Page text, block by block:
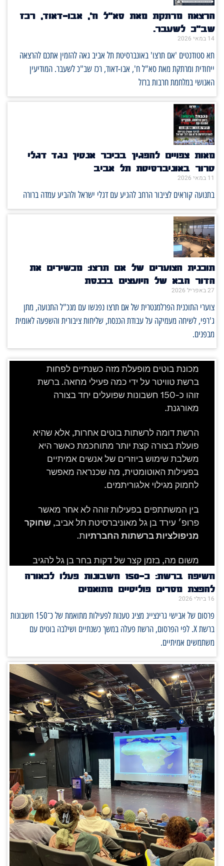
הרצאה מרתקת מאת סא"ל ח', אבו-דאוד, רכז
שב"כ לשעבר.
14 במאי 2026
תא סטודנטים 'אם תרצו' באונברסיטת תל אביב גאה להזמין אתכם להרצאה
ייחודית ומרתקת מאת סא"ל ח', אבו-דאוד, רכז שב"כ לשעבר. המודיעין
האנושי במלחמת חרבות ברזל
מאות צפויים להפגין בכיכר אנטין נגד דגלי
טרור באוניברסיטת תל אביב
11 במאי 2026
בתנועה קוראים לציבור הרחב להגיע עם דגלי ישראל ולהביע עמדה ברורה
תוכנית הצוערים של אם תרצו: מכשירים את
הדור הבא של היועצים בכנסת
27 באפריל 2026
צוערי התוכנית הפרלמנטרית של אם תרצו נפגשו עם מנכ"ל התנועה, מתן
ג'רפי, לשיחה מעמיקה על עבודת הכנסת, שליחות ציבורית והשפעה לאומית
מבפנים.
חשיפה ברשת: כ־150 חשבונות פעלו לכאורה
להפצת מסרים פוליטיים מתואמים
16 ביולי 2026
פרסום של אבישי גרינצייג מציג טענות לפעילות מתואמת של כ־150 חשבונות
ברשת X. לפי הפרסום, הרשת פעלה במשך כשנתיים ושילבה בוטים עם
משתמשים אמיתיים.